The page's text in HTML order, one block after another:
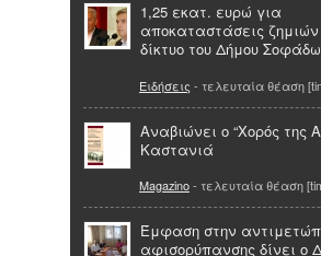
1,25 εκατ. ευρώ για
αποκαταστάσεις ζημιών
δίκτυο του Δήμου
Ειδήσεις - τελευταία θέαση
Αναβιώνει ο “Χορός της
Καστανιά
Magazino- τελευταία θέαση
Έμφαση στην
αφισορύπανσης δίνει ο